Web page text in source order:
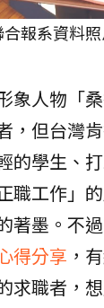
報系資料照
象人物「
，但台灣
的學生、
職工作」
著墨。不
得分享 ，
求職者，